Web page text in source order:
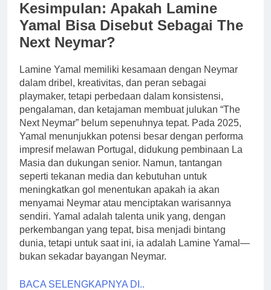
Kesimpulan: Apakah Lamine
Yamal Bisa Disebut Sebagai The
Next Neymar?
Lamine Yamal memiliki kesamaan dengan Neymar
dalam dribel, kreativitas, dan peran sebagai
playmaker, tetapi perbedaan dalam konsistensi,
pengalaman, dan ketajaman membuat julukan “The
Next Neymar” belum sepenuhnya tepat. Pada 2025,
Yamal menunjukkan potensi besar dengan performa
impresif melawan Portugal, didukung pembinaan La
Masia dan dukungan senior. Namun, tantangan
seperti tekanan media dan kebutuhan untuk
meningkatkan gol menentukan apakah ia akan
menyamai Neymar atau menciptakan warisannya
sendiri. Yamal adalah talenta unik yang, dengan
perkembangan yang tepat, bisa menjadi bintang
dunia, tetapi untuk saat ini, ia adalah Lamine Yamal—
bukan sekadar bayangan Neymar.
BACA SELENGKAPNYA DI..